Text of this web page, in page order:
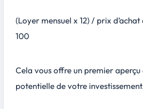
(Loyer mensuel x 12) / prix
100
Cela vous offre un premier
potentielle de votre